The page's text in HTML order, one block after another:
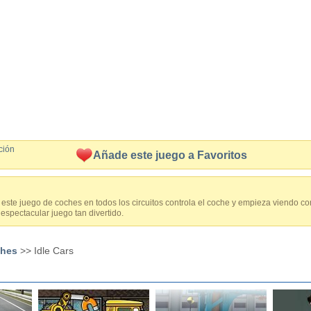
Añade este juego a Favoritos
juego de coches en todos los circuitos controla el coche y empieza viendo
juego tan divertido.
>> Idle Cars